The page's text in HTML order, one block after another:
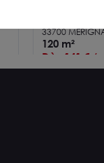
33700
120 m²
Dès 141 € /